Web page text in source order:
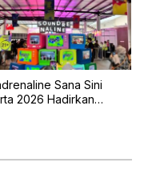
Sana Sini
2026 Hadirkan